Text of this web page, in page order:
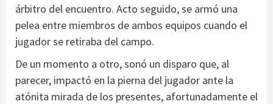
árbitro del encuentro. Acto seguido, se armó una
pelea entre miembros de ambos equipos cuando el
jugador se retiraba del campo.
De un momento a otro, sonó un disparo que, al
parecer, impactó en la pierna del jugador ante la
atónita mirada de los presentes, afortunadamente el